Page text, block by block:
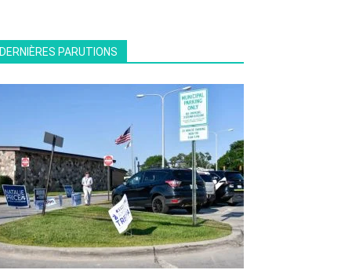
DERNIÈRES PARUTIONS